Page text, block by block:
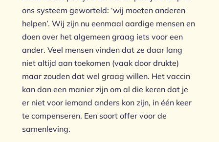
ons systeem geworteld: ‘wij moeten anderen
helpen’. Wij zijn nu eenmaal aardige mensen en
doen over het algemeen graag iets voor een
ander. Veel mensen vinden dat ze daar lang
niet altijd aan toekomen (vaak door drukte)
maar zouden dat wel graag willen. Het vaccin
kan dan een manier zijn om al die keren dat je
er niet voor iemand anders kon zijn, in één keer
te compenseren. Een soort offer voor de
samenleving.